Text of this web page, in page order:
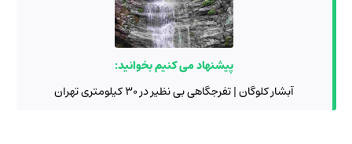
پیشنهاد می کنیم بخوانید:
آبشار کلوگان | تفرجگاهی بی نظیر در 30 کیلومتری تهران